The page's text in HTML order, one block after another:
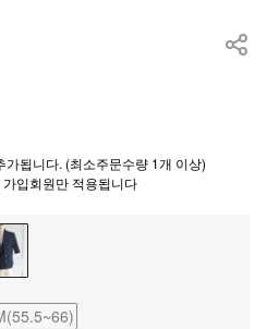
됩니다. (최소주문수량 1개 이상)
입회원만 적용됩니다